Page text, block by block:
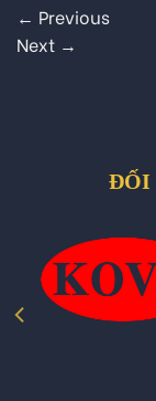
← Previous
Next →
ĐỐI